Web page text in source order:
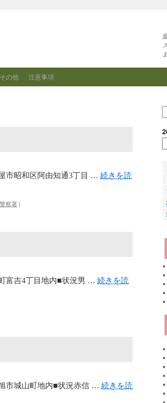
の他 注意事項
市昭和区阿由知通3丁目 … 続きを読
察署 |
富吉4丁目地内■状況男 … 続きを読
市城山町地内■状況赤信 … 続きを読